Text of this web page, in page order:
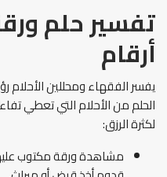
تفسير حلم
أرقام
يفسر الفقهاء ومحللين الأحلام
الحلم من الأحلام التي تعطي
لكثرة الرزق:
مشاهدة ورقة مكتوب